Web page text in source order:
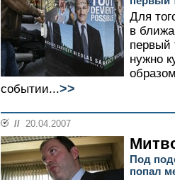
Для
в
первый
нужно
событии...>>
// 20.04.2007
Под
попал